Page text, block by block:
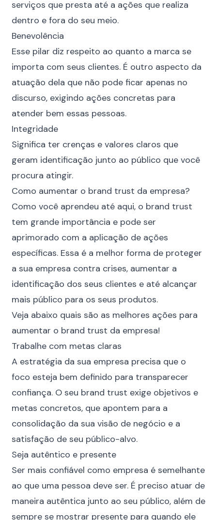
serviços que presta até a ações que realiza
dentro e fora do seu meio.
Benevolência
Esse pilar diz respeito ao quanto a marca se
importa com seus clientes. É outro aspecto da
atuação dela que não pode ficar apenas no
discurso, exigindo ações concretas para
atender bem essas pessoas.
Integridade
Significa ter crenças e valores claros que
geram identificação junto ao público que você
procura atingir.
Como aumentar o brand trust da empresa?
Como você aprendeu até aqui, o brand trust
tem grande importância e pode ser
aprimorado com a aplicação de ações
específicas. Essa é a melhor forma de proteger
a sua empresa contra crises, aumentar a
identificação dos seus clientes e até alcançar
mais público para os seus produtos.
Veja abaixo quais são as melhores ações para
aumentar o brand trust da empresa!
Trabalhe com metas claras
A estratégia da sua empresa precisa que o
foco esteja bem definido para transparecer
confiança. O seu brand trust exige objetivos e
metas concretos, que apontem para a
consolidação da sua visão de negócio e a
satisfação de seu público-alvo.
Seja autêntico e presente
Ser mais confiável como empresa é semelhante
ao que uma pessoa deve ser. É preciso atuar de
maneira autêntica junto ao seu público, além de
sempre se mostrar presente para quando ele